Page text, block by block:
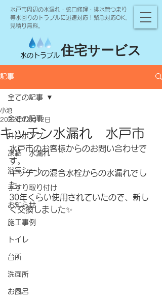
水戸市周辺の水漏れ・蛇口修理・排水管つまり
等水回りのトラブルに迅速対応！緊急対応OK。
見積り無料。
水のトラブル住宅サービス
記事
全ての記事
井戸ポンプ
凍結 水漏れ
浴室シート
手すり取り付け
お知らせ
施工事例
トイレ
台所
洗面所
お風呂
全ての記事
キッチン水漏れ 水戸市
小池
2022年12月12日
水戸市のお客様からのお問い合わせで
す。
キッチンの混合水栓からの水漏れでし
た。
30年くらい使用されていたので、新し
く交換しました✨